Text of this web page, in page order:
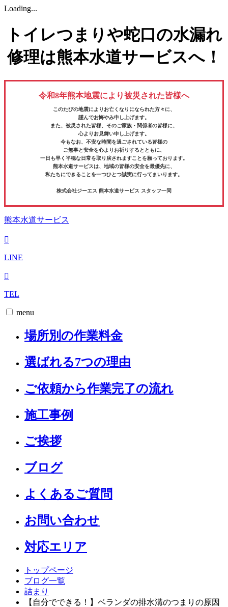
Loading...
トイレつまりや蛇口の水漏れ
修理は熊本水道サービスへ！
令和8年熊本地震により被災された皆様へ
このたびの地震によりお亡くなりになられた方々に、
謹んでお悔やみ申し上げます。
また、被災された皆様、そのご家族・関係者の皆様に、
心よりお見舞い申し上げます。
今もなお、不安な時間を過ごされている皆様の
ご無事と安全を心よりお祈りするとともに、
一日も早く平穏な日常を取り戻されますことを願っております。
熊本水道サービスは、地域の皆様の安全を最優先に、
私たちにできることを一つひとつ誠実に行ってまいります。
株式会社ジーエス 熊本水道サービス スタッフ一同
熊本水道サービス
LINE
TEL
menu
場所別の作業料金
選ばれる7つの理由
ご依頼から作業完了の流れ
施工事例
ご挨拶
ブログ
よくあるご質問
お問い合わせ
対応エリア
トップページ
ブログ一覧
詰まり
【自分でできる！】ベランダの排水溝のつまりの原因